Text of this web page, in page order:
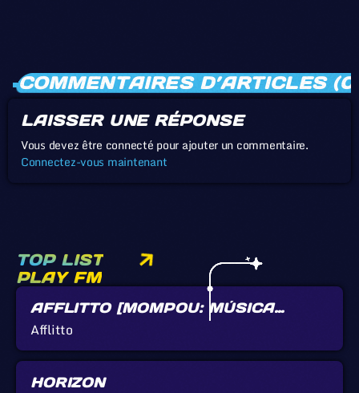
COMMENTAIRES D’ARTICLES
LAISSER UNE RÉPONSE
Vous devez être connecté pour ajouter un commentaire.
Connectez-vous maintenant
TOP LIST
PLAY FM
AFFLITTO [MOMPOU: MÚSICA
CALLADA]
Afflitto
HORIZON